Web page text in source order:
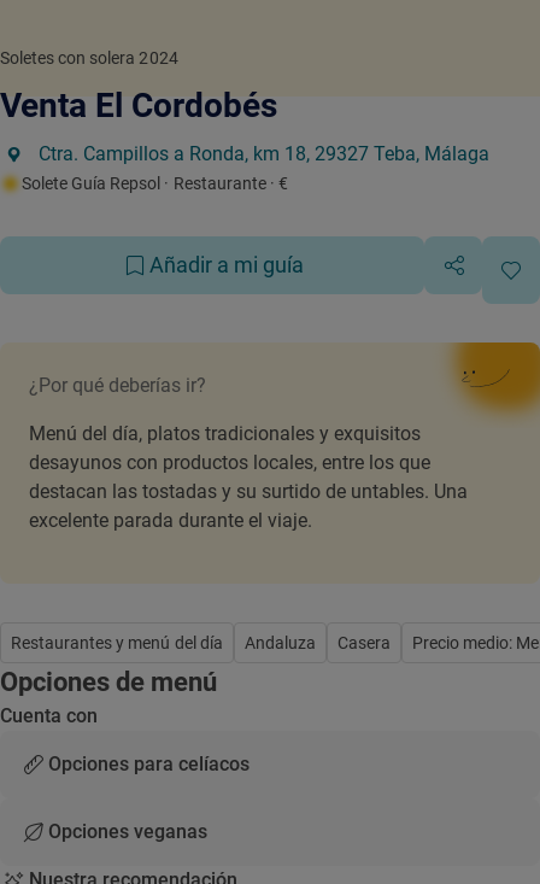
Soletes con solera 2024
Venta El Cordobés
Ctra. Campillos a Ronda, km 18, 29327 Teba, Málaga
Solete Guía Repsol · Restaurante · €
Añadir a mi guía
¿Por qué deberías ir?
Menú del día, platos tradicionales y exquisitos
desayunos con productos locales, entre los que
destacan las tostadas y su surtido de untables. Una
excelente parada durante el viaje.
Restaurantes y menú del día Andaluza Casera Precio medio:
Opciones de menú
Cuenta con
Opciones para celíacos
Opciones veganas